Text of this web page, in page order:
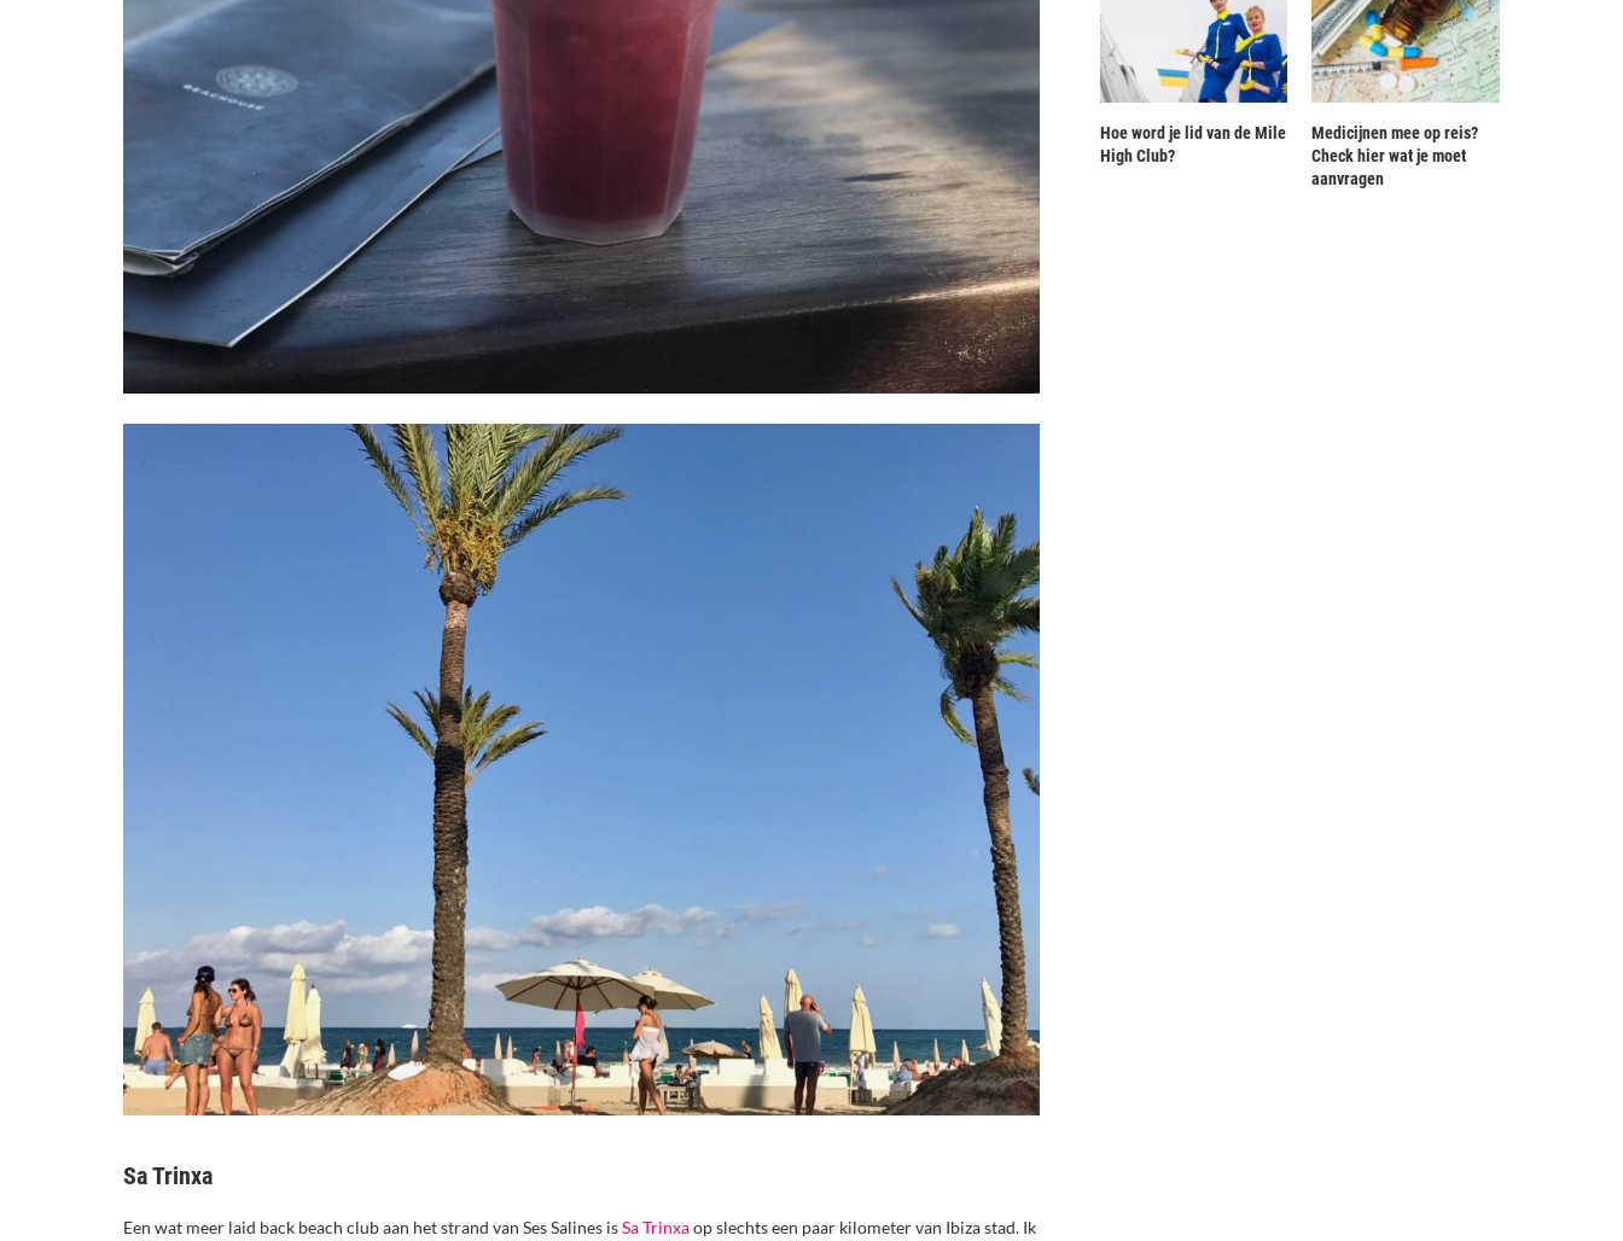
Sa Trinxa
Een wat meer laid back beach club aan het strand van Ses Salines isSa Trinxaop slechts een paar kilometer van Ibiza stad. Ik
Hoe word je lid van de Mile
High Club?
Medicijnen mee op reis?
Check hier wat je moet
aanvragen